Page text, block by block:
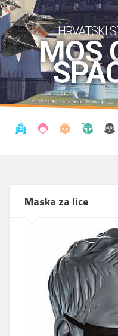
HRVATSKI
MOS
Maska za lice